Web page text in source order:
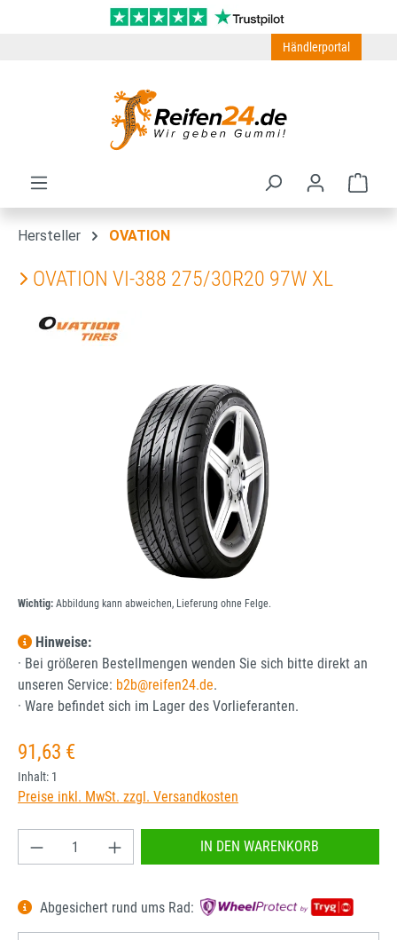
Zum Hauptinhalt springen
Händlerportal
Hersteller OVATION
OVATION VI-388 275/30R20 97W XL
Bildergalerie überspringen
Wichtig: Abbildung kann abweichen, Lieferung ohne Felge.
Hinweise:
· Bei größeren Bestellmengen wenden Sie sich bitte direkt an
unseren Service: b2b@reifen24.de.
· Ware befindet sich im Lager des Vorlieferanten.
Regulärer Preis:
91,63 €
Inhalt: 1
Preise inkl. MwSt. zzgl. Versandkosten
Produkt Anzahl: Gib den gewünschten Wert
IN DEN WARENKORB
Abgesichert rund ums Rad: